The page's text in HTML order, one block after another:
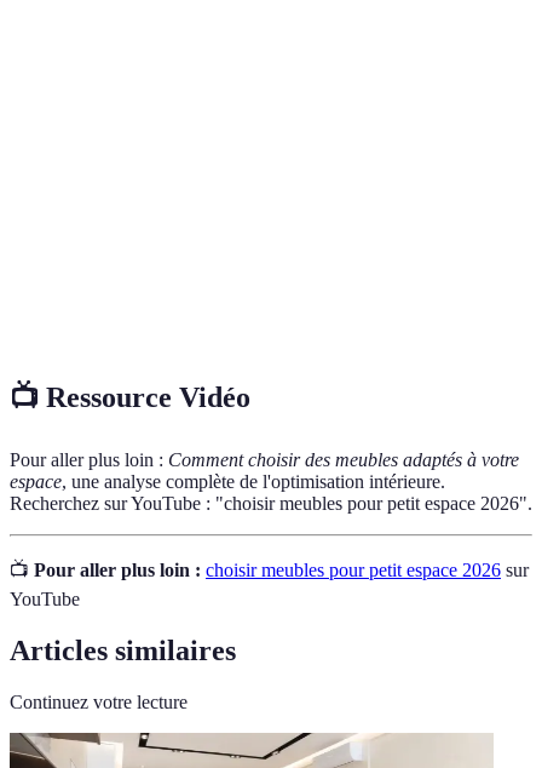
📺 Ressource Vidéo
Pour aller plus loin : Comment choisir des meubles adaptés à votre
espace, une analyse complète de l'optimisation intérieure.
Recherchez sur YouTube : "choisir meubles pour petit espace 2026".
📺 Pour aller plus loin : choisir meubles pour petit espace 2026 sur
YouTube
Articles similaires
Continuez votre lecture